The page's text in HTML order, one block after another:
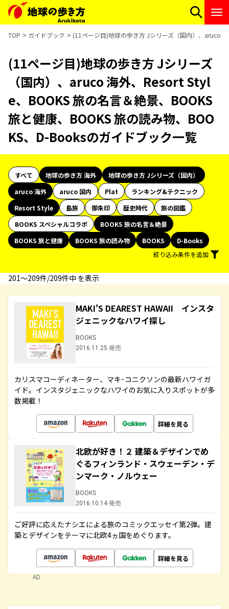
TOP ガイドブック (11ページ目)地球の歩き方 Jシリーズ（国内）、aruco
(11ページ目)地球の歩き方 Jシリーズ
（国内）、aruco 海外、Resort Styl
e、BOOKS 旅の名言＆絶景、BOOKS
旅と健康、BOOKS 旅の読み物、BOO
KS、D-Booksのガイドブック一覧
すべて 地球の歩き方 海外
地球の歩き方 Jシリーズ（国内）
aruco 海外
aruco 国内 Plat
ランキング&テクニック
Resort Style
島旅 御朱印 歴史時代
旅の図鑑
BOOKS スペシャルコラボ
BOOKS 旅の名言＆絶景
BOOKS 旅と健康
BOOKS 旅の読み物 BOOKS
D-Books
絞り込み条件を追加
201〜209件/209件中 を表示
MAKI'S DEAREST HAWAII インスタ
ジェニックなハワイ探し
BOOKS
2016.11.25 発売
カリスマコーディネーター、マキ･コニクソンの最新ハワイガ
イド。インスタジェニックなハワイのお気に入りスポットが多
数掲載！
詳細を見る
北欧が好き！２ 建築＆デザインでめ
ぐるフィンランド・スウェーデン・デ
ンマーク・ノルウェー
BOOKS
2016.10.14 発売
ご好評に応えたナシエによる旅のコミックエッセイ第2弾。建
築とデザインをテーマに北欧4ヵ国をめぐります。
詳細を見る
AD